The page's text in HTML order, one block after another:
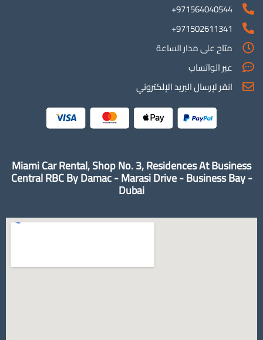
971564040544+
971502611341+
متاح على مدار الساعة
عبر الواتساب
انقر لإرسال البريد الإلكتروني
Miami Car Rental, Shop No. 3, Residences At Business
Central RBC By Damac - Marasi Drive - Business Bay -
Dubai